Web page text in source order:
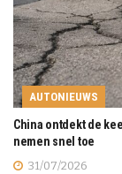
AUTONIEUWS
China ontdekt de
nemen snel toe
31/07/2026